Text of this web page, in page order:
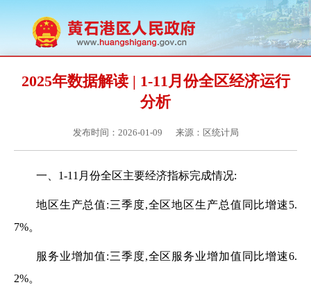
2025年数据解读 | 1-11月份全区经济运行
分析
发布时间：2026-01-09 来源：区统计局
一、 1-11 月份全区主要经济指标完成情况:
地区生产总值:三季度,全区地区生产总值同比增速5.
7%。
服务业增加值:三季度,全区服务业增加值同比增速6.
2%。